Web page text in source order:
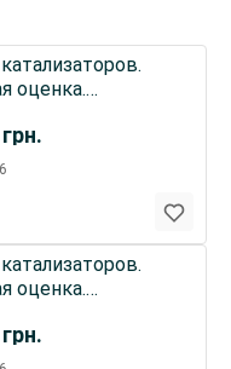
грн.
оценка.
грн.
оценка.